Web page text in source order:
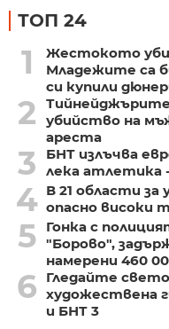
ТОП 24
1
Жестокото
Младежите са
си купили
2
убийство на
ареста
3
БНТ излъчва
лека атлетика
4 В 21 области за
опасно високи
5
Гонка с
"Борово",
намерени 460
6
Гледайте
художествена
и БНТ 3